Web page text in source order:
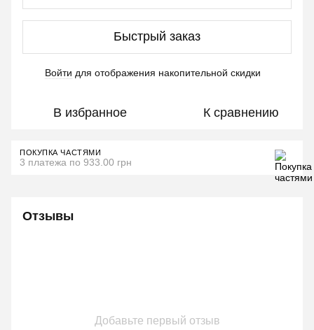
Быстрый заказ
Войти для отображения накопительной скидки
В избранное К сравнению
ПОКУПКА ЧАСТЯМИ
3 платежа по 933.00 грн
Отзывы
Добавьте первый отзыв